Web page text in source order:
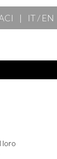
| IT/ EN
loro